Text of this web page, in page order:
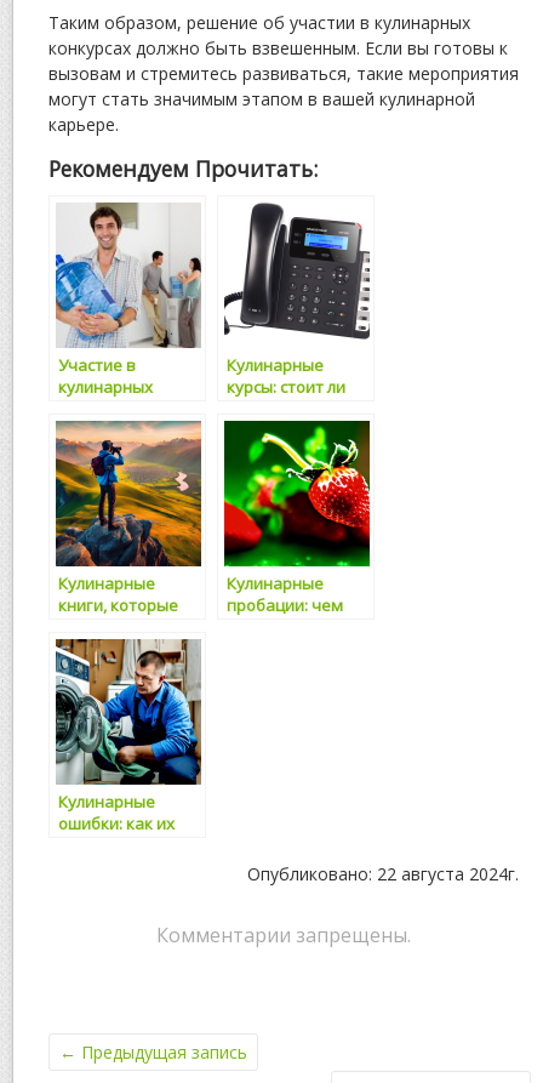
Таким образом, решение об участии в кулинарных
конкурсах должно быть взвешенным. Если вы готовы к
вызовам и стремитесь развиваться, такие мероприятия
могут стать значимым этапом в вашей кулинарной
карьере.
Рекомендуем Прочитать:
Участие в
кулинарных
ли?
Кулинарные
курсы: стоит ли
Кулинарные
книги, которые
Кулинарные
пробации: чем
Кулинарные
ошибки: как их
Опубликовано: 22 августа 2024г.
Комментарии запрещены.
← Предыдущая запись